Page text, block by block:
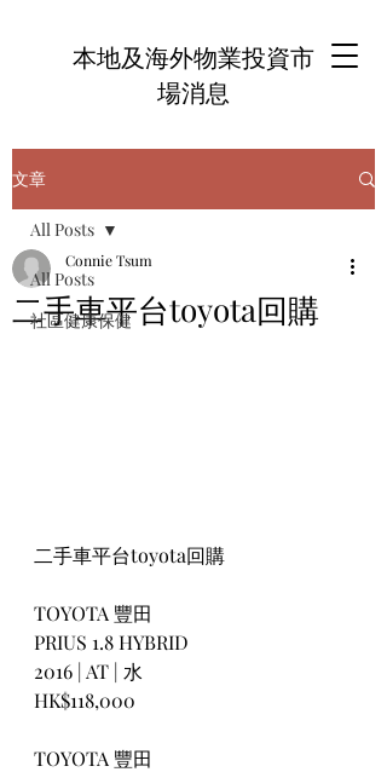
本地及海外物業投資市
場消息
文章
All Posts
社區健康保健
All Posts
二手車平台toyota回購
Connie Tsum
二手車平台toyota回購
TOYOTA 豐田
PRIUS 1.8 HYBRID
2016 | AT | 水
HK$118,000
TOYOTA 豐田